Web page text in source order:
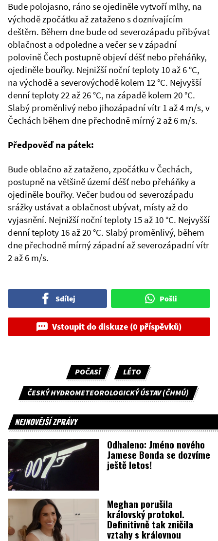
Bude polojasno, ráno se ojediněle vytvoří mlhy, na
východě zpočátku až zataženo s doznívajícím
deštěm. Během dne bude od severozápadu přibývat
oblačnost a odpoledne a večer se v západní
polovině Čech postupně objeví déšť nebo přeháňky,
ojediněle bouřky. Nejnižší noční teploty 10 až 6 °C,
na východě a severovýchodě kolem 12 °C. Nejvyšší
denní teploty 22 až 26 °C, na západě kolem 20 °C.
Slabý proměnlivý nebo jihozápadní vítr 1 až 4 m/s, v
Čechách během dne přechodně mírný 2 až 6 m/s.
Předpověď na pátek:
Bude oblačno až zataženo, zpočátku v Čechách,
postupně na většině území déšť nebo přeháňky a
ojediněle bouřky. Večer budou od severozápadu
srážky ustávat a oblačnost ubývat, místy až do
vyjasnění. Nejnižší noční teploty 15 až 10 °C. Nejvyšší
denní teploty 16 až 20 °C. Slabý proměnlivý, během
dne přechodně mírný západní až severozápadní vítr
2 až 6 m/s.
Sdílej Pošli
Vstoupit do diskuze (0 příspěvků)
POČASÍ LÉTO
ČESKÝ HYDROMETEOROLOGICKÝ ÚSTAV (ČHMÚ)
NEJNOVĚJŠÍ ZPRÁVY
Odhaleno: Jméno nového
Jamese Bonda se dozvíme
ještě letos!
Meghan porušila
královský protokol.
Definitivně tak zničila
vztahy s královnou